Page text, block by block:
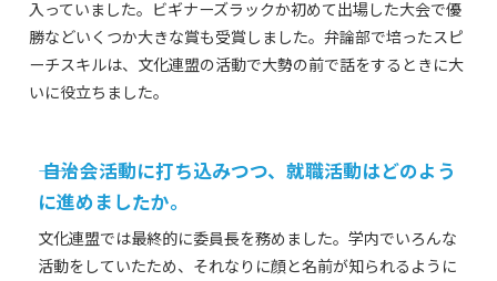
入っていました。ビギナーズラックか初めて出場した大会で優
勝などいくつか大きな賞も受賞しました。弁論部で培ったスピ
ーチスキルは、文化連盟の活動で大勢の前で話をするときに大
いに役立ちました。
―― 自治会活動に打ち込みつつ、就職活動はどのよう
に進めましたか。
文化連盟では最終的に委員長を務めました。学内でいろんな
活動をしていたため、それなりに顔と名前が知られるように